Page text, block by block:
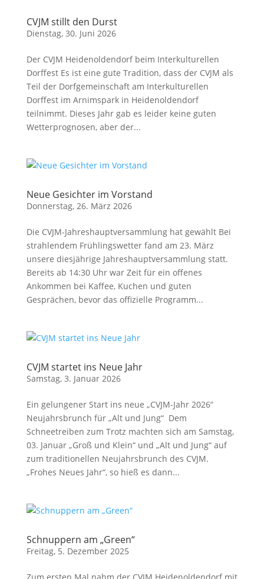
CVJM stillt den Durst
Dienstag, 30. Juni 2026
Der CVJM Heidenoldendorf beim Interkulturellen
Dorffest Es ist eine gute Tradition, dass der CVJM als
Teil der Dorfgemeinschaft am Interkulturellen
Dorffest im Arnimspark in Heidenoldendorf
teilnimmt. Dieses Jahr gab es leider keine guten
Wetterprognosen, aber der...
Neue Gesichter im Vorstand
Donnerstag, 26. März 2026
Die CVJM-Jahreshauptversammlung hat gewählt Bei
strahlendem Frühlingswetter fand am 23. März
unsere diesjährige Jahreshauptversammlung statt.
Bereits ab 14:30 Uhr war Zeit für ein offenes
Ankommen bei Kaffee, Kuchen und guten
Gesprächen, bevor das offizielle Programm...
CVJM startet ins Neue Jahr
Samstag, 3. Januar 2026
Ein gelungener Start ins neue „CVJM-Jahr 2026“
Neujahrsbrunch für „Alt und Jung“ Dem
Schneetreiben zum Trotz machten sich am Samstag,
03. Januar „Groß und Klein“ und „Alt und Jung“ auf
zum traditionellen Neujahrsbrunch des CVJM.
„Frohes Neues Jahr“, so hieß es dann...
Schnuppern am „Green“
Freitag, 5. Dezember 2025